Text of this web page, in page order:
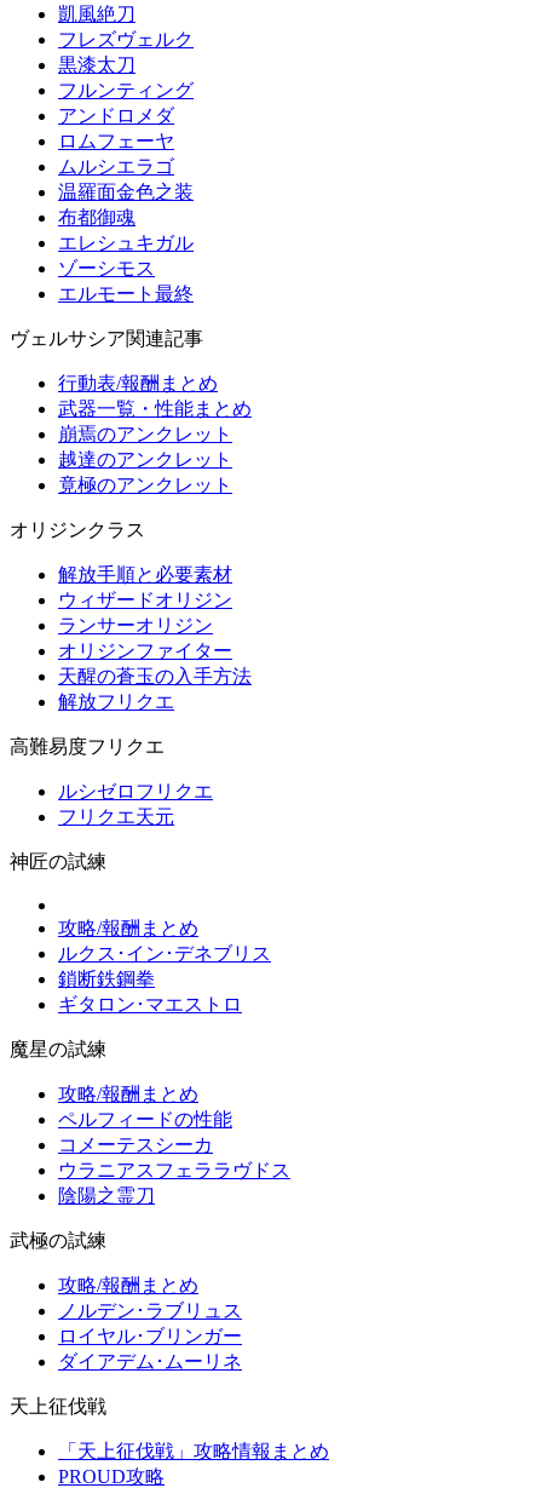
凱風絶刀
フレズヴェルク
黒漆太刀
フルンティング
アンドロメダ
ロムフェーヤ
ムルシエラゴ
温羅面金色之装
布都御魂
エレシュキガル
ゾーシモス
エルモート最終
ヴェルサシア関連記事
行動表/報酬まとめ
武器一覧・性能まとめ
崩焉のアンクレット
越達のアンクレット
竟極のアンクレット
オリジンクラス
解放手順と必要素材
ウィザードオリジン
ランサーオリジン
オリジンファイター
天醒の蒼玉の入手方法
解放フリクエ
高難易度フリクエ
ルシゼロフリクエ
フリクエ天元
神匠の試練
攻略/報酬まとめ
ルクス･イン･デネブリス
鎖断鉄鋼拳
ギタロン･マエストロ
魔星の試練
攻略/報酬まとめ
ペルフィードの性能
コメーテスシーカ
ウラニアスフェララヴドス
陰陽之霊刀
武極の試練
攻略/報酬まとめ
ノルデン･ラブリュス
ロイヤル･ブリンガー
ダイアデム･ムーリネ
天上征伐戦
「天上征伐戦」攻略情報まとめ
PROUD攻略